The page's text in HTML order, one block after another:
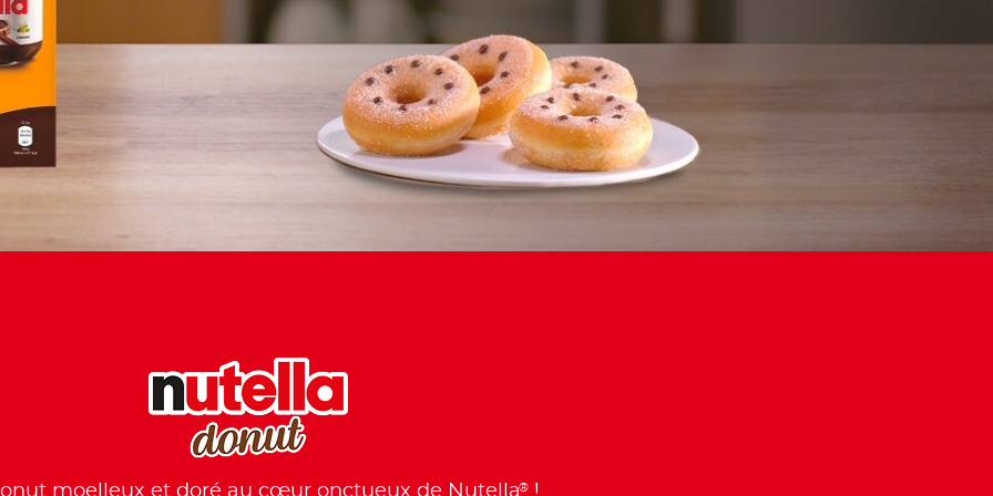
moelleux et doré au cœur onctueux de Nutella® !